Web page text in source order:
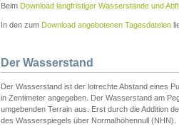
Beim Download langfristiger Wasserstände und
In den zum Download angebotenen Tagesdateien
Der Wasserstand
Der Wasserstand ist der lotrechte Abstand eines
in Zentimeter angegeben. Der Wasserstand am
umgebenden Terrain aus. Erst durch die Addition
des Wasserspiegels über Normalhöhennull (NHN).